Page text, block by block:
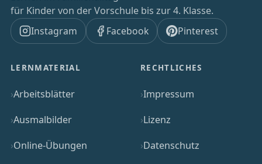
für Kinder von der Vorschule bis zur 4. Klasse.
Instagram
Facebook Pinterest
LERNMATERIAL
Arbeitsblätter
Ausmalbilder
Online-Übungen
RECHTLICHES
Impressum
Lizenz
Datenschutz